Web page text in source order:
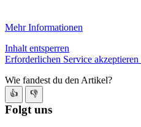
Mehr Informationen
Inhalt entsperren
Erforderlichen Service akzeptieren
Wie fandest du den Artikel?
👍 👎
Folgt uns